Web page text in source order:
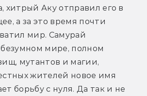
хитрый Аку отправил его в
а за это время почти
мир. Самурай
безумном мире, полном
мутантов и магии,
жителей новое имя
борьбу с нуля. Да так и не